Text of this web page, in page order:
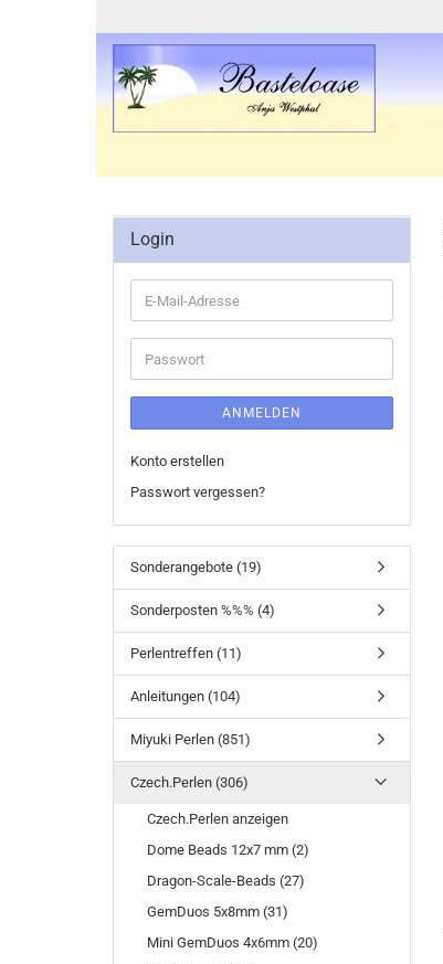
Login
E-
Mail-
Adresse
Passwort
ANMELDEN
Konto erstellen
Passwort vergessen?
Sonderangebote (19)
Sonderposten %%% (4)
Perlentreffen (11)
Anleitungen (104)
Miyuki Perlen (851)
Czech.Perlen (306)
Czech.Perlen anzeigen
Dome Beads 12x7 mm (2)
Dragon-Scale-Beads (27)
GemDuos 5x8mm (31)
Mini GemDuos 4x6mm (20)